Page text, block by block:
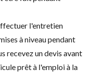
l'entretien
à niveau pendant
recevez un devis avant
prêt à l'emploi à la